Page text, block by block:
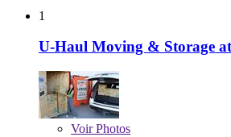
1
U-Haul Moving & Storage
VoirPhotos